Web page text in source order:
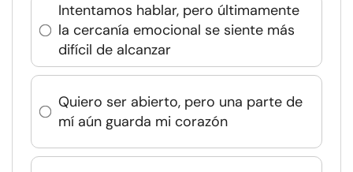
Intentamos hablar, pero últimamente
la cercanía emocional se siente más
difícil de alcanzar
Quiero ser abierto, pero una parte de
mí aún guarda mi corazón